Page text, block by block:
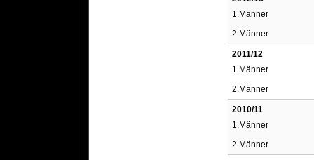
1.Männer
2.Männer
2011/12
1.Männer
2.Männer
2010/11
1.Männer
2.Männer